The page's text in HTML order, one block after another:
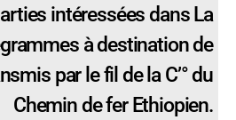
intéressées dans La
à destination de
par le fil de la C’° du
Chemin de fer Ethiopien.